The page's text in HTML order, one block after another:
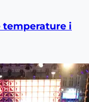
temperature i